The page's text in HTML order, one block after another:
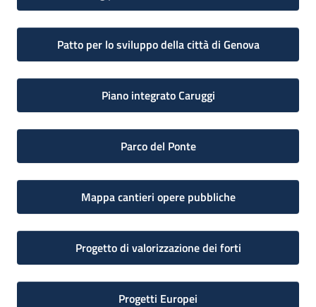
Patto per lo sviluppo della città di Genova
Piano integrato Caruggi
Parco del Ponte
Mappa cantieri opere pubbliche
Progetto di valorizzazione dei forti
Progetti Europei